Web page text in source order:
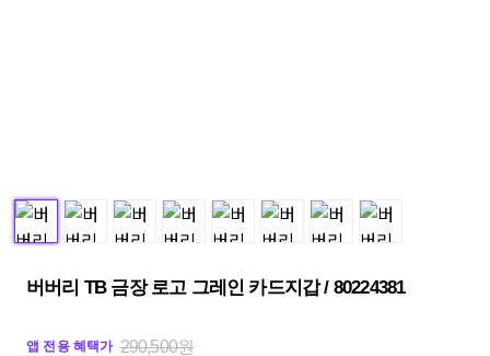
버버리 TB 금장 로고 그레인 카드지갑 / 80224381
앱 전용 혜택가 290,500원